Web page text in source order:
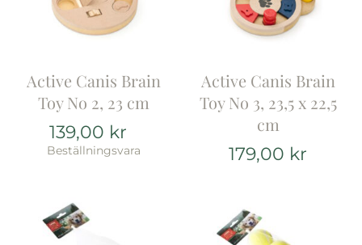
Active Canis Brain
Toy No 2, 23 cm
139,00 kr
Beställningsvara
Active Canis Brain
Toy No 3, 23,5 x 22,5
cm
179,00 kr